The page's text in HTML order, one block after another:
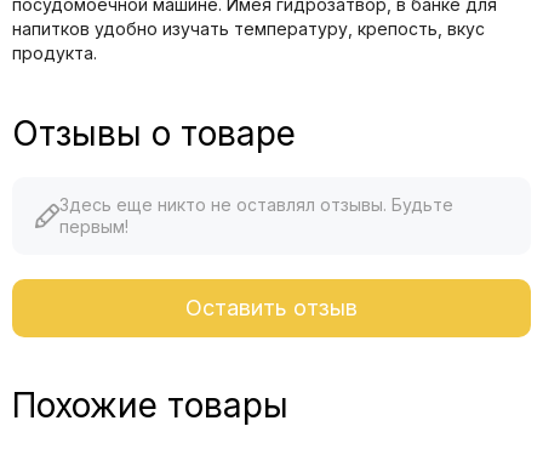
напитков удобно изучать температуру, крепость, вкус
продукта.
Отзывы о товаре
Здесь еще никто не оставлял отзывы. Будьте
первым!
Оставить отзыв
Похожие товары